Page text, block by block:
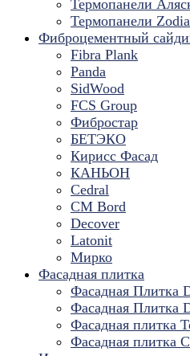
Термопанели
Термопанели
Фиброцементный
Fibra Plank
Panda
SidWood
FCS Group
Фибростар
БЕТЭКО
Кирисс Фасад
КАНЬОН
Cedral
CM Bord
Decover
Latonit
Мирко
Фасадная плитка
Фасадная Плитка
Фасадная Плитка
Фасадная плитка
Фасадная плитка